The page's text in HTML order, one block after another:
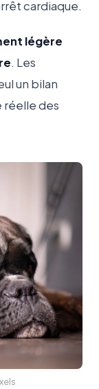
cardiaque.
légère
. Les
un bilan
réelle des